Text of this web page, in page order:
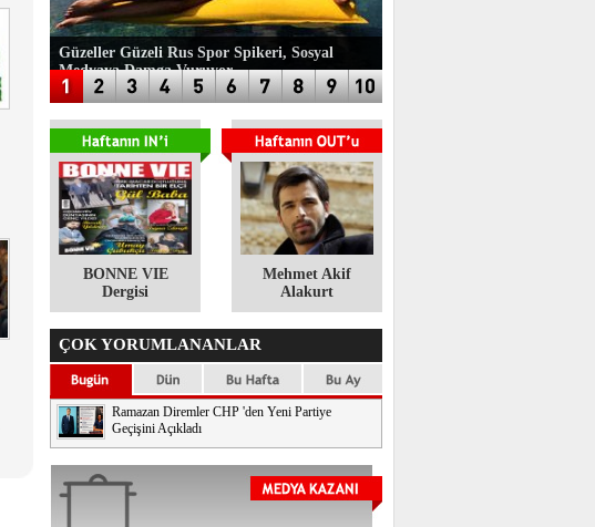
Güzeller Güzeli Rus Spor Spikeri, Sosyal
Medyaya Damga Vuruyor
BONNE VIE
Dergisi
​Mehmet Akif
Alakurt
ÇOK YORUMLANANLAR
Ramazan Diremler CHP 'den Yeni Partiye
Geçişini Açıkladı